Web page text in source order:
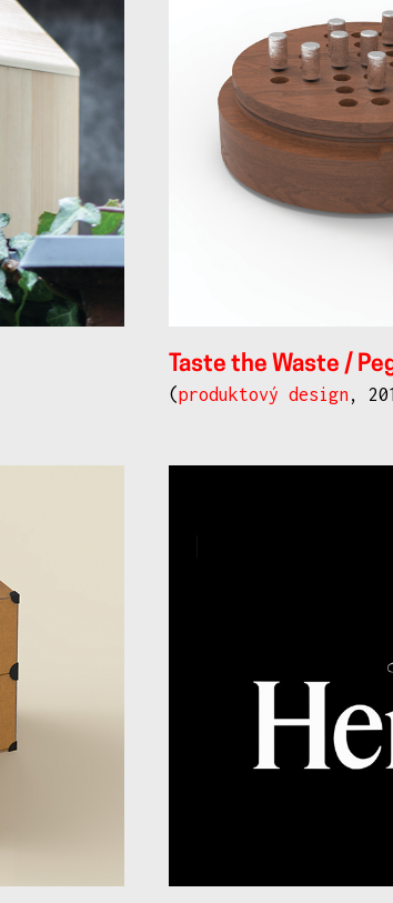
Taste the Waste /
(produktový design ,